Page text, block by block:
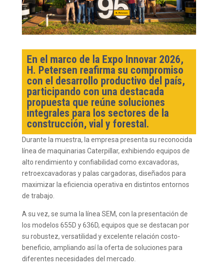
En el marco de la Expo Innovar 2026,
H. Petersen reafirma su compromiso
con el desarrollo productivo del país,
participando con una destacada
propuesta que reúne soluciones
integrales para los sectores de la
construcción, vial y forestal.
Durante la muestra, la empresa presenta su reconocida
línea de maquinarias Caterpillar, exhibiendo equipos de
alto rendimiento y confiabilidad como excavadoras,
retroexcavadoras y palas cargadoras, diseñados para
maximizar la eficiencia operativa en distintos entornos
de trabajo.
A su vez, se suma la línea SEM, con la presentación de
los modelos 655D y 636D, equipos que se destacan por
su robustez, versatilidad y excelente relación costo-
beneficio, ampliando así la oferta de soluciones para
diferentes necesidades del mercado.